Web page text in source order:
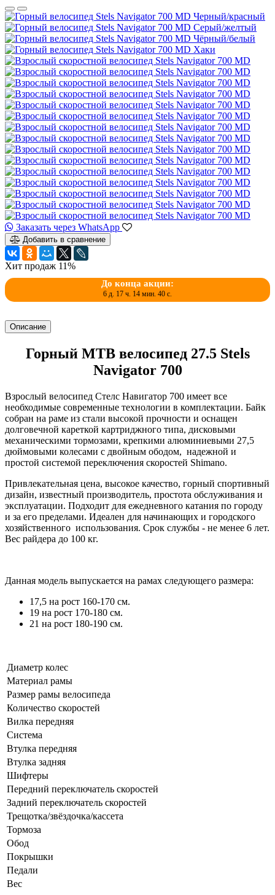
Заказать через WhatsApp
Добавить в сравнение
Хит продаж 11%
До конца акции:
6 д. 17 ч. 14 мин. 39 с.
Описание
Горный MTB велосипед 27.5 Stels
Navigator 700
Взрослый велосипед Стелс Навигатор 700 имеет все
необходимые современные технологии в комплектации. Байк
собран на раме из стали высокой прочности и оснащен
долговечной кареткой картриджного типа, дисковыми
механическими тормозами, крепкими алюминиевыми 27,5
дюймовыми колесами с двойным ободом, надежной и
простой системой переключения скоростей Shimano.
Привлекательная цена, высокое качество, горный спортивный
дизайн, известный производитель, простота обслуживания и
эксплуатации. Подходит для ежедневного катания по городу
и за его пределами. Идеален для начинающих и городского
хозяйственного использования. Срок службы - не менее 6 лет.
Вес райдера до 100 кг.
Данная модель выпускается на рамах следующего размера:
17,5 на рост 160-170 см.
19 на рост 170-180 см.
21 на рост 180-190 см.
Диаметр колес
Материал рамы
Размер рамы велосипеда
Количество скоростей
Вилка передняя
Система
Втулка передняя
Втулка задняя
Шифтеры
Передний переключатель скоростей
Задний переключатель скоростей
Трещотка/звёздочка/кассета
Тормоза
Обод
Покрышки
Педали
Вес